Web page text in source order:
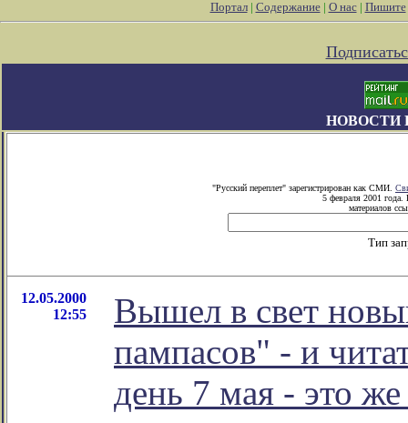
Портал| Содержание| О нас| Пишите
НОВОСТИ
"Русский переплет" зарегистрирован как СМИ.
5 февраля 2001 года.
материалов
Тип
12.05.2000
12:55
Вышел в свет
пампасов" - и
день 7 мая - это